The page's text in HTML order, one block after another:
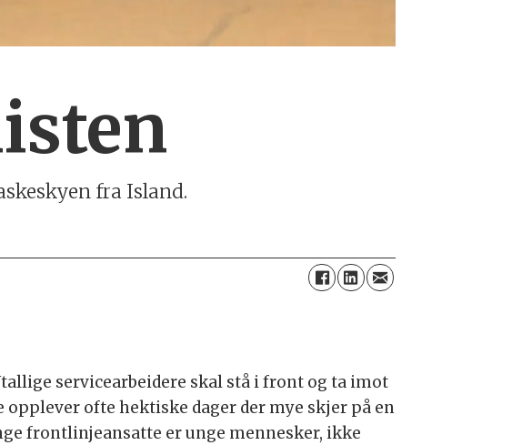
fra Island.
servicearbeidere skal stå i front og ta imot
ofte hektiske dager der mye skjer på en
frontlinjeansatte er unge mennesker, ikke